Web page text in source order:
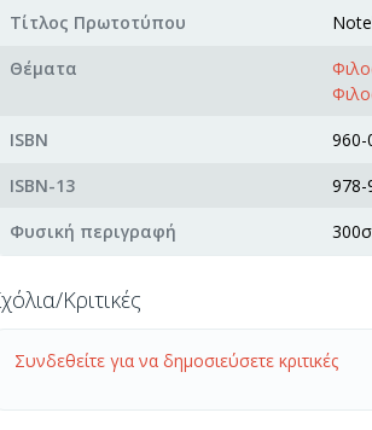
Τίτλος Πρωτοτύπου
Θέματα
ISBN
960-
ISBN-13
978-
Φυσική περιγραφή
Κριτικές
Συνδεθείτε για να δημοσιεύσετε κριτικές